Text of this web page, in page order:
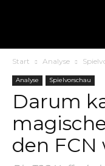
Start Analyse
Analyse Spielvorschau
Darum
den FCN